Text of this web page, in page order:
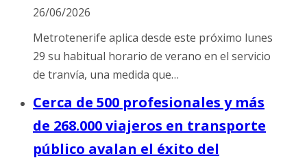
26/06/2026
Metrotenerife aplica desde este próximo lunes
29 su habitual horario de verano en el servicio
de tranvía, una medida que…
Cerca de 500 profesionales y más
de 268.000 viajeros en transporte
público avalan el éxito del